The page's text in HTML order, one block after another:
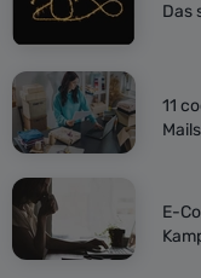
Das
11
E-